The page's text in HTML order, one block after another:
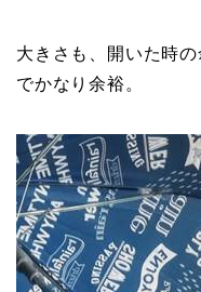
大きさも、開いた時
でかなり余裕。